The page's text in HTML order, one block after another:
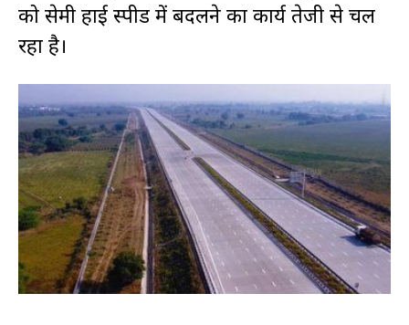
को सेमी हाई स्पीड में बदलने का कार्य तेजी से चल
रहा है।